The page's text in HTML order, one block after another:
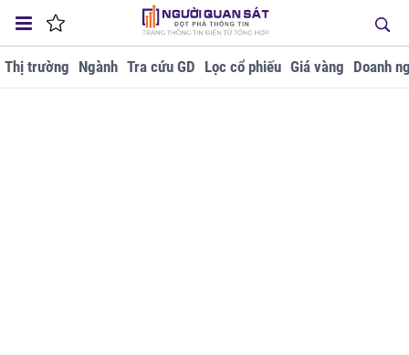
Thị trường Ngành Tra cứu GD Lọc cổ phiếu Giá vàng Doanh